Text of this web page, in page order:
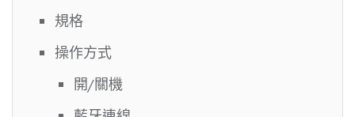
規格
操作方式
開/關機